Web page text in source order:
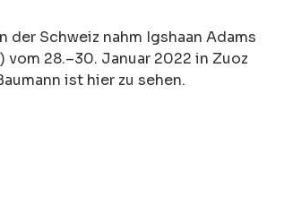
Schweiz nahm Igshaan Adams
vom 28.–30. Januar 2022 in Zuoz
ist hier zu sehen.